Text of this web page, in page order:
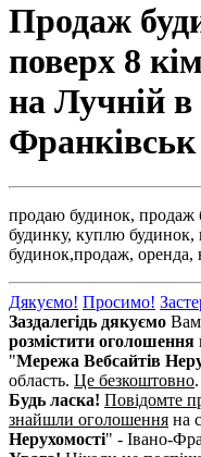
Продаж
поверх 8
на Лучній в
Франківськ
продаю будинок, продаж
будинку, куплю будинок,
будинок,продаж, оренда,
Дякуємо! Просимо!
Заздалегідь дякуємо Вам
розмістити оголошення
"Мережа Вебсайтів
область. Це безкоштовно.
Будь ласка! Повідомте
знайшли оголошення на
Нерухомості" - Івано-